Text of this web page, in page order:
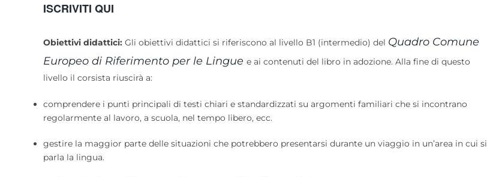
ISCRIVITI QUI
Obiettivi didattici: Gli obiettivi didattici si riferiscono al livello B1 (intermedio) del Quadro Comune
Europeo di Riferimento per le Lingue e ai contenuti del libro in adozione. Alla fine di questo
livello il corsista riuscirà a:
comprendere i punti principali di testi chiari e standardizzati su argomenti familiari che si incontrano
regolarmente al lavoro, a scuola, nel tempo libero, ecc.
gestire la maggior parte delle situazioni che potrebbero presentarsi durante un viaggio in un’area in cui si
parla la lingua.